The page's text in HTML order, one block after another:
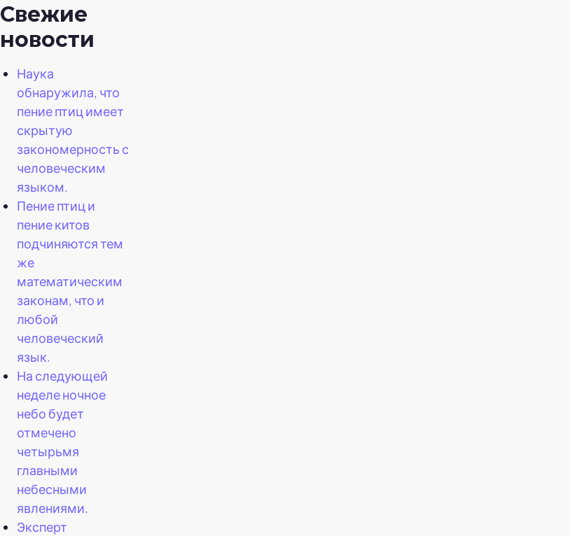
Свежие
новости
Наука
обнаружила, что
пение птиц имеет
скрытую
закономерность с
человеческим
языком.
Пение птиц и
пение китов
подчиняются тем
же
математическим
законам, что и
любой
человеческий
язык.
На следующей
неделе ночное
небо будет
отмечено
четырьмя
главными
небесными
явлениями.
Эксперт